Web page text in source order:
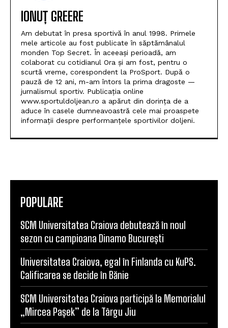
IONUȚ GREERE
Am debutat în presa sportivă în anul 1998. Primele
mele articole au fost publicate în săptămânalul
monden Top Secret. În aceeași perioadă, am
colaborat cu cotidianul Ora și am fost, pentru o
scurtă vreme, corespondent la ProSport. După o
pauză de 12 ani, m-am întors la prima dragoste —
jurnalismul sportiv. Publicația online
www.sportuldoljean.ro a apărut din dorința de a
aduce în casele dumneavoastră cele mai proaspete
informații despre performanțele sportivilor doljeni.
POPULARE
SCM Universitatea Craiova debutează în noul
sezon cu campioana Dinamo București
Universitatea Craiova, egal în Finlanda cu KuPS.
Calificarea se decide în Bănie
SCM Universitatea Craiova participă la Memorialul
„Mircea Pașek” de la Târgu Jiu